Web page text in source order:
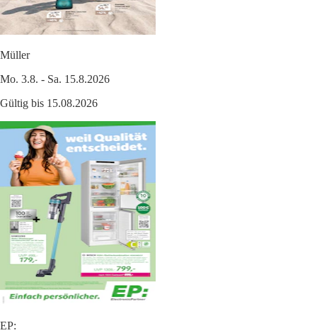
Müller
Mo. 3.8. - Sa. 15.8.2026
Gültig bis 15.08.2026
EP: